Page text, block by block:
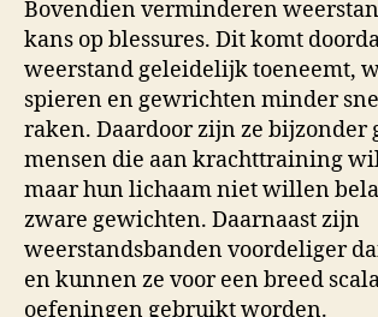
Bovendien verminderen
kans op blessures. Dit komt
weerstand geleidelijk toeneemt,
spieren en gewrichten minder
raken. Daardoor zijn ze bijzonder
mensen die aan krachttraining
maar hun lichaam niet willen
zware gewichten. Daarnaast zijn
weerstandsbanden voordeliger
en kunnen ze voor een breed
oefeningen gebruikt worden.